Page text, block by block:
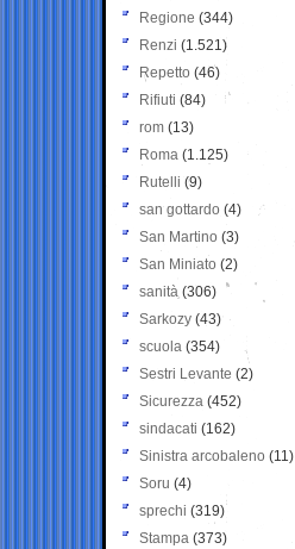
Regione (344)
Renzi (1.521)
Repetto (46)
Rifiuti (84)
rom (13)
Roma (1.125)
Rutelli (9)
san gottardo (4)
San Martino (3)
San Miniato (2)
sanità (306)
Sarkozy (43)
scuola (354)
Sestri Levante (2)
Sicurezza (452)
sindacati (162)
Sinistra arcobaleno (11)
Soru (4)
sprechi (319)
Stampa (373)